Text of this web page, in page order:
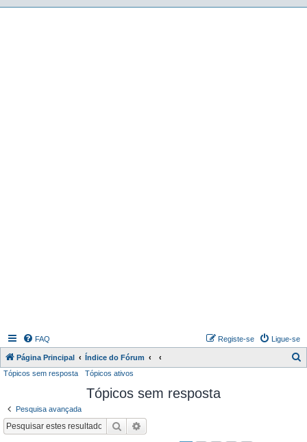
FAQ Ligue-se
Registe-se
Página Principal Índice do Fórum
Tópicos sem resposta Tópicos ativos
Tópicos sem resposta
Pesquisa avançada
Pesquisar